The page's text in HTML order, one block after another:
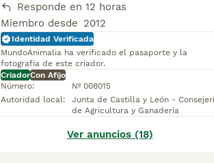
Responde en 12 horas
Miembro desde 2012
Identidad Verificada
MundoAnimalia ha verificado el pasaporte y la
fotografía de este criador.
CriadorCon Afijo
Número:
Nº 008015
Autoridad local:
Junta de Castilla y León -
de Agricultura y Ganadería
Ver anuncios (18)